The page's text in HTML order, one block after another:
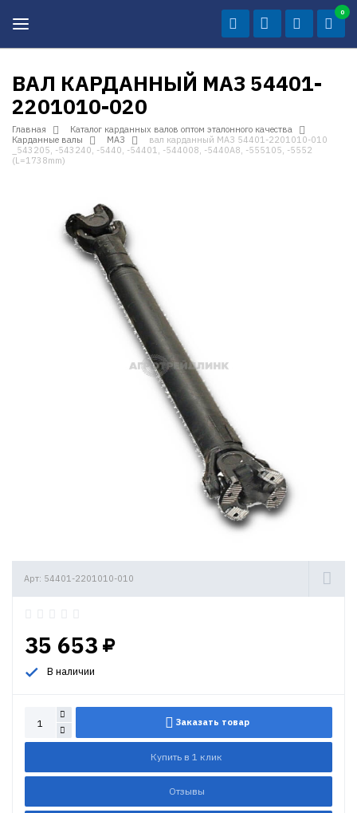
0
ВАЛ КАРДАННЫЙ МАЗ 54401-
2201010-020
Главная
Каталог карданных валов оптом эталонного качества
Карданные валы
МАЗ
вал карданный МАЗ 54401-2201010-010
_543205, -543240, -5440, -54401, -544008, -5440А8, -555105, -5552
(L=1738mm)
Арт: 54401-2201010-010
35 653
В наличии
Заказать товар
Купить в 1 клик
Отзывы